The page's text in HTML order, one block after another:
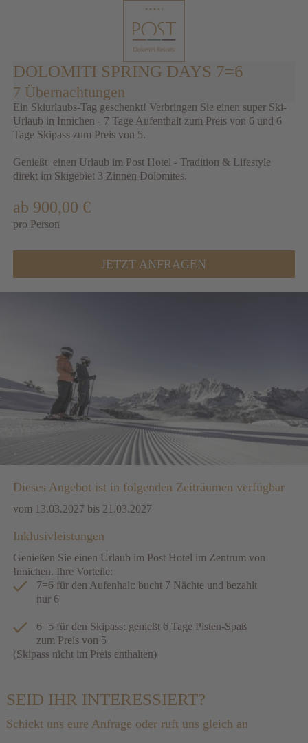
DOLOMITI SPRING DAYS 7=6
7 Übernachtungen
Ein Skiurlaubs-Tag geschenkt! Verbringen Sie einen super Ski-
Urlaub in Innichen - 7 Tage Aufenthalt zum Preis von 6 und 6
Tage Skipass zum Preis von 5.
Genießt einen Urlaub im Post Hotel - Tradition & Lifestyle
direkt im Skigebiet 3 Zinnen Dolomites.
ab 900,00 €
pro Person
JETZT ANFRAGEN
Dieses Angebot ist in folgenden Zeiträumen verfügbar
vom 13.03.2027 bis 21.03.2027
Inklusivleistungen
Genießen Sie einen Urlaub im Post Hotel im Zentrum von
Innichen. Ihre Vorteile:
7=6 für den Aufenhalt: bucht 7 Nächte und bezahlt
nur 6
6=5 für den Skipass: genießt 6 Tage Pisten-Spaß
zum Preis von 5
(Skipass nicht im Preis enthalten)
SEID IHR INTERESSIERT?
Schickt uns eure Anfrage oder ruft uns gleich an